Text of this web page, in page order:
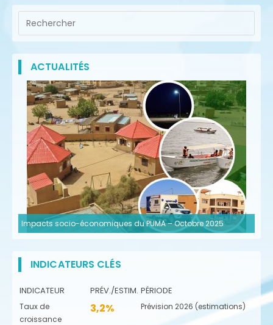
ACTUALITÉS
Impacts socio-économiques du PUMA – Octobre 2025
INDICATEURS CLÉS
INDICATEUR PRÉV./ESTIM. PÉRIODE
Taux de
croissance
3,2% Prévision 2026 (estimations)